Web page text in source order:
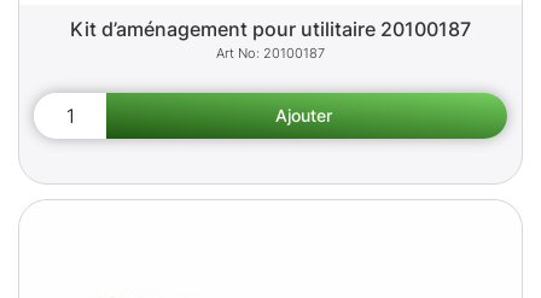
Kit d’aménagement pour utilitaire 20100187
20100187